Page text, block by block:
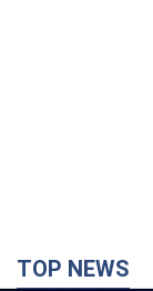
TOP NEWS